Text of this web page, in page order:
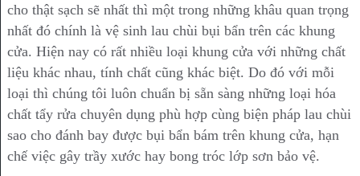
cho thật sạch sẽ nhất thì một trong những khâu quan trọng
nhất đó chính là vệ sinh lau chùi bụi bẩn trên các khung
cửa. Hiện nay có rất nhiều loại khung cửa với những chất
liệu khác nhau, tính chất cũng khác biệt. Do đó với mỗi
loại thì chúng tôi luôn chuẩn bị sẵn sàng những loại hóa
chất tẩy rửa chuyên dụng phù hợp cùng biện pháp lau chùi
sao cho đánh bay được bụi bẩn bám trên khung cửa, hạn
chế việc gây trầy xước hay bong tróc lớp sơn bảo vệ.